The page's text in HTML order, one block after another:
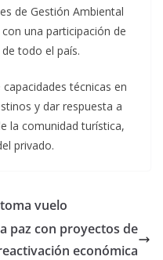
de Gestión Ambiental
una participación de
todo el país.
técnicas en
y dar respuesta a
la comunidad turística,
privado.
vuelo
paz con proyectos de
económica